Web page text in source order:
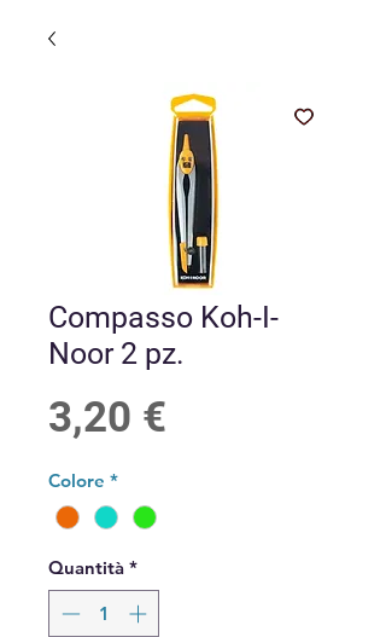
Compasso Koh-I-
Noor 2 pz.
3,20 €
Colore *
Quantità *